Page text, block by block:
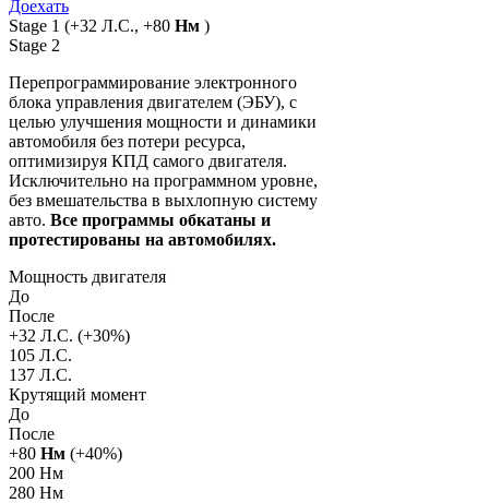
Доехать
Stage 1 (+32 Л.С., +80 Нм )
Stage 2
Перепрограммирование электронного
блока управления двигателем (ЭБУ), с
целью улучшения мощности и динамики
автомобиля без потери ресурса,
оптимизируя КПД самого двигателя.
Исключительно на программном уровне,
без вмешательства в выхлопную систему
авто. Все программы обкатаны и
протестированы на автомобилях.
Мощность двигателя
До
После
+32 Л.С. (+30%)
105 Л.С.
137 Л.С.
Крутящий момент
До
После
+80 Нм (+40%)
200 Нм
280 Нм